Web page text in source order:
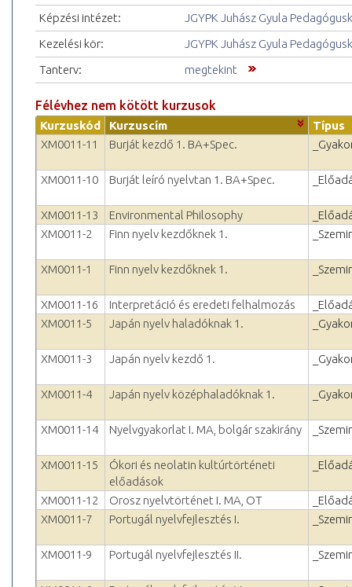
Képzési intézet:
JGYPK Juhász Gyula
Kezelési kör:
JGYPK Juhász Gyula
Tanterv:
megtekint
Félévhez nem kötött kurzusok
Kurzuskód Kurzuscím
Típus
XM0011-11
Burját kezdő 1. BA+Spec.
XM0011-10 Burját leíró nyelvtan 1. BA+Spec.
XM0011-13 Environmental Philosophy
XM0011-2
Finn nyelv kezdőknek 1.
XM0011-1 Finn nyelv kezdőknek 1.
XM0011-16 Interpretáció és eredeti felhalmozás
XM0011-5
Japán nyelv haladóknak 1.
XM0011-3 Japán nyelv kezdő 1.
XM0011-4 Japán nyelv középhaladóknak 1.
XM0011-14 Nyelvgyakorlat I. MA, bolgár szakirány
XM0011-15
Ókori és neolatin kultúrtörténeti
előadások
XM0011-12 Orosz nyelvtörténet I. MA, OT
XM0011-7
Portugál nyelvfejlesztés I.
XM0011-9 Portugál nyelvfejlesztés II.